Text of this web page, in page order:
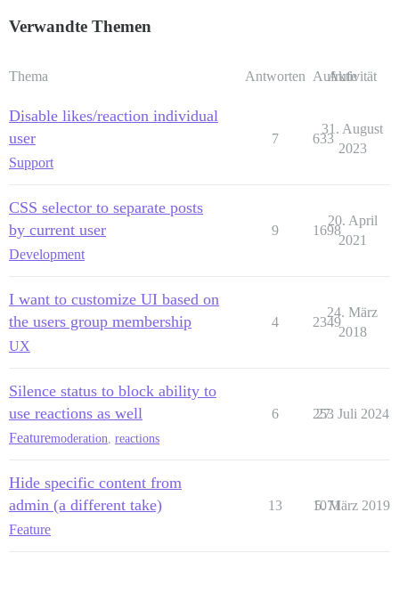
Verwandte Themen
Thema Antworten Aufrufe
Aktivität
Disable likes/reaction individual
user
Support
7 633
31. August
2023
CSS selector to separate posts
by current user
Development
9 1698
20. April
2021
I want to customize UI based on
the users group membership
UX
4 2349
24. März
2018
Silence status to block ability to
use reactions as well
Featuremoderation reactions
6 253
27. Juli 2024
Hide specific content from
admin (a different take)
Feature
13 1071
5. März 2019